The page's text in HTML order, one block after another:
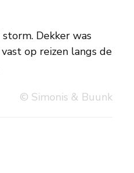
© Simonis & Buunk